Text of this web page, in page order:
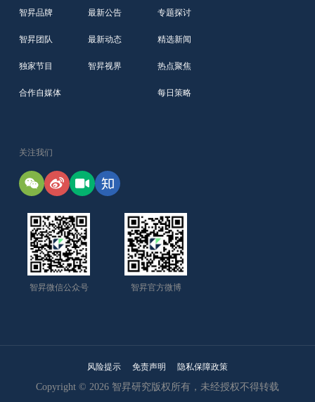
智昇品牌
智昇团队
独家节目
合作自媒体
最新公告
最新动态
智昇视界
专题探讨
精选新闻
热点聚焦
每日策略
关注我们
智昇微信公众号 智昇官方微博
风险提示 免责声明 隐私保障政策
Copyright © 2026 智昇研究版权所有，未经授权不得转载